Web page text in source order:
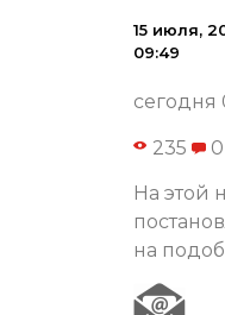
15 июля,
09:49
сегодня
235 0
На этой
на